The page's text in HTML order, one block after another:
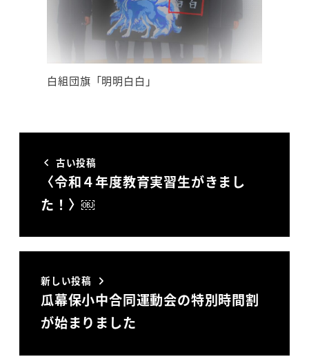
白組団旗「明明白白」
古い投稿
〈令和４年度教育実習生がきまし
た！〉￼
新しい投稿
瓜幕保小中合同運動会の特別時間割
が始まりました